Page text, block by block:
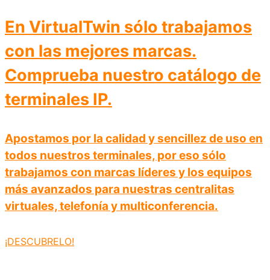
En VirtualTwin sólo trabajamos
con las mejores marcas.
Comprueba nuestro catálogo de
terminales IP.
Apostamos por la calidad y sencillez de uso en
todos nuestros terminales, por eso sólo
trabajamos con marcas líderes y los equipos
más avanzados para nuestras centralitas
virtuales, telefonía y multiconferencia.
¡DESCUBRELO!